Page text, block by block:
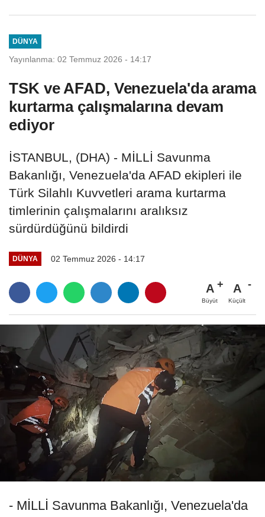
DÜNYA
Yayınlanma: 02 Temmuz 2026 - 14:17
TSK ve AFAD, Venezuela'da arama
kurtarma çalışmalarına devam
ediyor
İSTANBUL, (DHA) - MİLLİ Savunma
Bakanlığı, Venezuela'da AFAD ekipleri ile
Türk Silahlı Kuvvetleri arama kurtarma
timlerinin çalışmalarını aralıksız
sürdürdüğünü bildirdi
DÜNYA 02 Temmuz 2026 - 14:17
A
Büyüt
A
Küçült
- MİLLİ Savunma Bakanlığı, Venezuela'da